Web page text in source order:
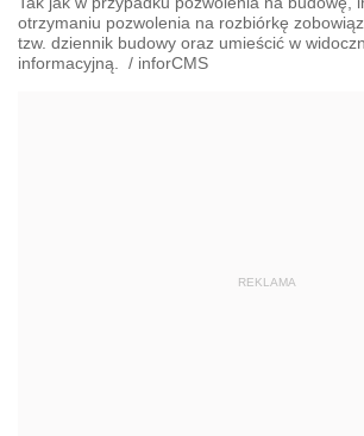
otrzymaniu pozwolenia na rozbiórkę
tzw. dziennik budowy oraz umieścić w
informacyjną.
/ inforCMS